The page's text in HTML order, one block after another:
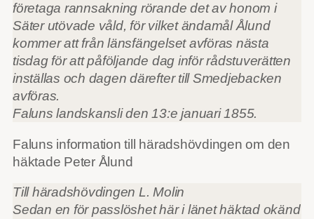
företaga rannsakning rörande det av honom i
Säter utövade våld, för vilket ändamål Ålund
kommer att från länsfängelset avföras nästa
tisdag för att påföljande dag inför rådstuverätten
inställas och dagen därefter till Smedjebacken
avföras.
Faluns landskansli den 13:e januari 1855.
Faluns information till häradshövdingen om den
häktade Peter Ålund
Till häradshövdingen L. Molin
Sedan en för passlöshet här i länet häktad okänd